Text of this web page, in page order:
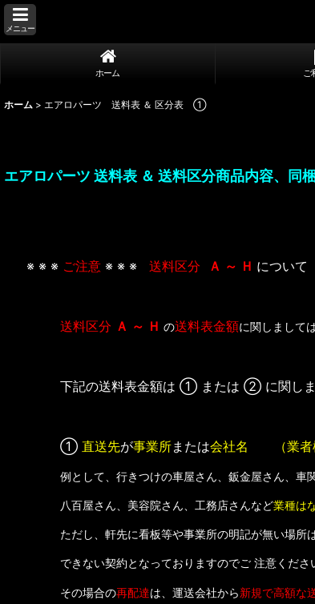
メニュー
ホーム ご
ホーム > エアロパーツ 送料表 ＆ 区分表 ①
エアロパーツ 送料表 ＆ 送料区分商品内容、
※ ※ ※ ご注意 ※ ※ ※ 送料区分 Ａ ～ Ｈ について
送料区分 Ａ ～ Ｈ の送料表金額に関しまして
下記の送料表金額は ① または ② に関しま
① 直送先が事業所または会社名 （業者
例として、行きつけの車屋さん、鈑金屋さん、車関係
八百屋さん、美容院さん、工務店さんなど業種は
ただし、軒先に看板等や事業所の明記が無い場所
できない契約となっておりますのでご 注意ください
その場合の再配達は、運送会社から新規で高額な